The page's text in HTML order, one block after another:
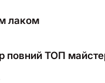
лаком
повний ТОП